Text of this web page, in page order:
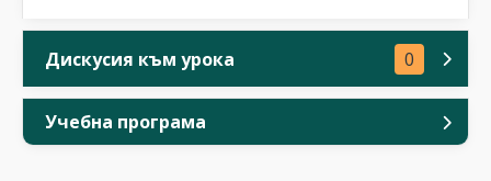
Дискусия към урока 0
Учебна програма